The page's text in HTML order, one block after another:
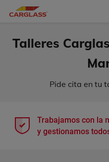
Talleres
Pide cita en tu
Trabajamos con la
y gestionamos